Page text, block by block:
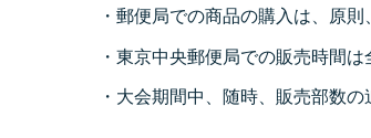
郵便局での商品の購入は、原則
東京中央郵便局での販売時間は
大会期間中、随時、販売部数の